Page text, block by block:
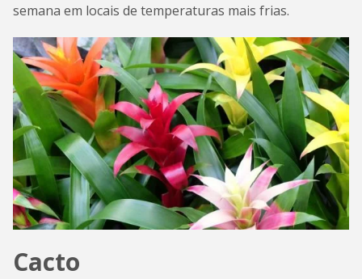
semana em locais de temperaturas mais frias.
Cacto